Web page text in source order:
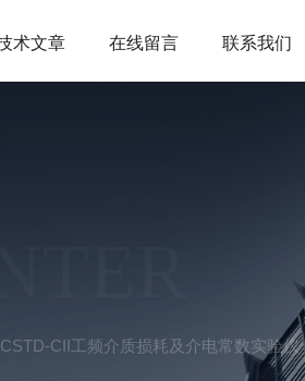
术文章 在线留言 联系我们
CII工频介质损耗及介电常数实验仪